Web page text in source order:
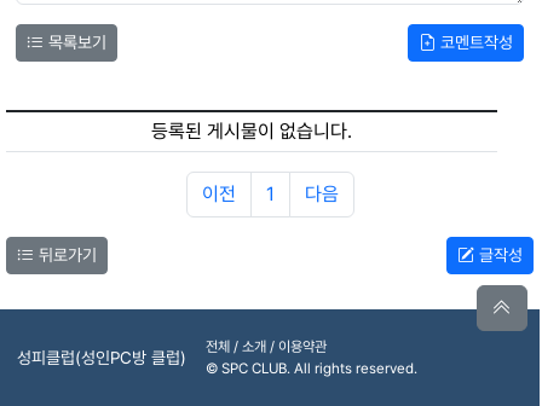
목록보기 코멘트작성
등록된 게시물이 없습니다.
이전 1 다음
뒤로가기 글작성
성피클럽(성인PC방 클럽)
전체 / 소개 / 이용약관
© SPC CLUB. All rights reserved.